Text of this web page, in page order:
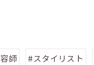
師 #スタイリスト